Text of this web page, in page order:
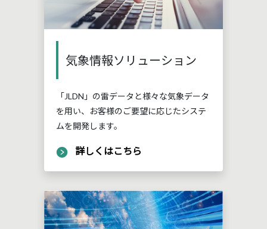
気象情報ソリューション
「JLDN」の雷データと様々な気象データ
を用い、お客様のご要望に応じたシステ
ムを開発します。
詳しくはこちら